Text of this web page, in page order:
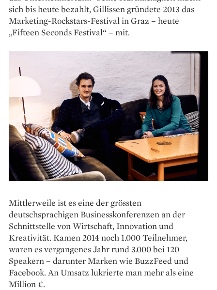
sich bis heute bezahlt, Gillissen gründete 2013 das
Marketing-Rockstars-Festival in Graz – heute
„Fifteen Seconds Festival“ – mit.
Mittlerweile ist es eine der grössten
deutschsprachigen Businesskonferenzen an der
Schnittstelle von Wirtschaft, Innovation und
Kreativität. Kamen 2014 noch 1.000 Teilnehmer,
waren es vergangenes Jahr rund 3.000 bei 120
Speakern – darunter Marken wie BuzzFeed und
Facebook. An Umsatz lukrierte man mehr als eine
Million €.